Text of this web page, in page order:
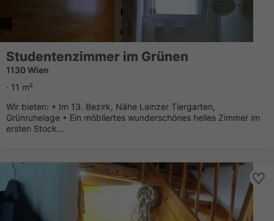
Studentenzimmer im Grünen
1130 Wien
· 11 m²
Wir bieten: • Im 13. Bezirk, Nähe Lainzer Tiergarten,
Grünruhelage • Ein möbliertes wunderschönes helles Zimmer im
ersten Stock...